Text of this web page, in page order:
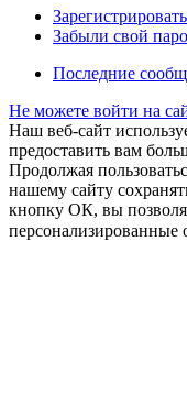
Забыли свой
Последние
Не можете войти на
Наш веб-сайт
предоставить вам
Продолжая
нашему сайту
кнопку ОК, вы
персонализированные